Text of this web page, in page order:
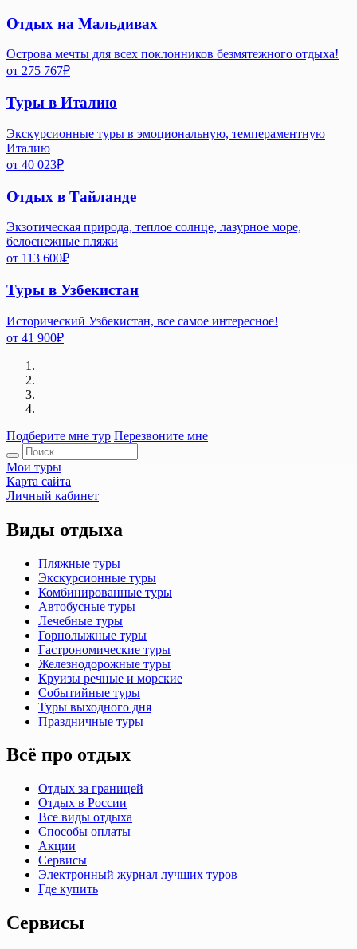
Отдых на Мальдивах
Острова мечты для всех поклонников безмятежного отдыха!
от 275 767₽
Туры в Италию
Экскурсионные туры в эмоциональную, темпераментную
Италию
от 40 023₽
Отдых в Тайланде
Экзотическая природа, теплое солнце, лазурное море,
белоснежные пляжи
от 113 600₽
Туры в Узбекистан
Исторический Узбекистан, все самое интересное!
от 41 900₽
Подберите мне тур Перезвоните мне
Мои туры
Карта сайта
Личный кабинет
Виды отдыха
Пляжные туры
Экскурсионные туры
Комбинированные туры
Автобусные туры
Лечебные туры
Горнолыжные туры
Гастрономические туры
Железнодорожные туры
Круизы речные и морские
Событийные туры
Туры выходного дня
Праздничные туры
Всё про отдых
Отдых за границей
Отдых в России
Все виды отдыха
Способы оплаты
Акции
Сервисы
Электронный журнал лучших туров
Где купить
Сервисы